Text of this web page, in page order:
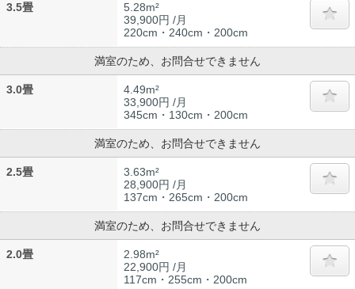
3.5畳
5.28m²
39,900円 /月
220cm・240cm・200cm
満室のため、お問合せできません
3.0畳
4.49m²
33,900円 /月
345cm・130cm・200cm
満室のため、お問合せできません
2.5畳
3.63m²
28,900円 /月
137cm・265cm・200cm
満室のため、お問合せできません
2.0畳
2.98m²
22,900円 /月
117cm・255cm・200cm